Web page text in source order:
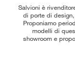
Salvioni è
di porte di
Proponiamo
modelli di
showroom e